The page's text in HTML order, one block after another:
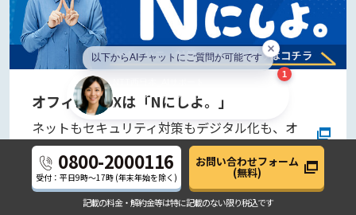
オフィスのDXは「Nにしよ。」
ネットもセキュリティ対策もデジタル化も、オ
フィス環境整備はまとめておまかせください。
0800-2000116
受付：平日9時～17時 (年末年始を除く)
お問い合わせフォーム
(無料)
記載の料金・解約金等は特に記載のない限り税込です
以下からAIチャットにご質問
以下からAIチャットにご質問が可能です
以下からAIチャットにご質問が可能です
1
サービスについて質問してくださ
い
サービスについて詳しい話を聞く(日時予約)
※個人情報（電話番号/メールアドレス/住所など）の入力はできません。
※本チャットは、当社の公開情報・コンテンツに基づきAIが回答していま
す。重要事項は担当者までご確認ください。